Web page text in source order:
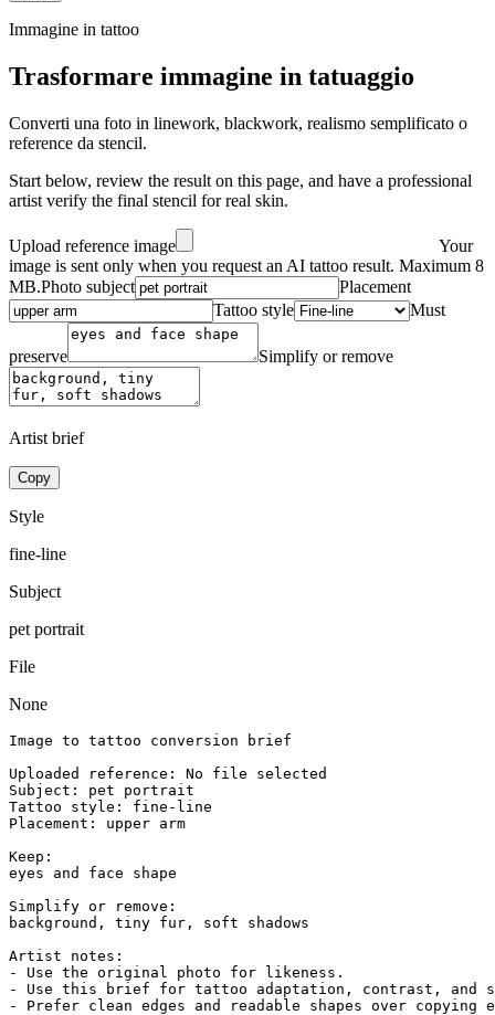
Immagine in tattoo
Trasformare immagine in tatuaggio
Converti una foto in linework, blackwork, realismo semplificato o
reference da stencil.
Start below, review the result on this page, and have a professional
artist verify the final stencil for real skin.
Upload reference image
Your
image is sent only when you request an AI tattoo result. Maximum 8
MB.Photo subject
Placement
Tattoo style
Must
preserve Simplify or remove
Artist brief
Copy
Style
fine-line
Subject
pet portrait
File
None
Image to tattoo conversion brief
Uploaded reference: No file selected
Subject: pet portrait
Tattoo style: fine-line
Placement: upper arm
Keep:
eyes and face shape
Simplify or remove:
background, tiny fur, soft shadows
Artist notes:
- Use the original photo for likeness.
- Use this brief for tattoo adaptation, contrast, and
- Prefer clean edges and readable shapes over